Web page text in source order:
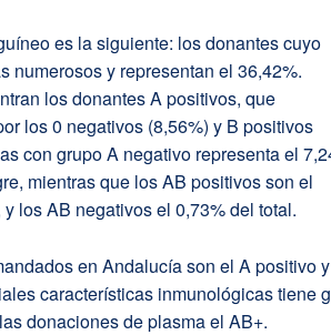
es la siguiente: los donantes cuyo
numerosos y representan el 36,42%.
los donantes A positivos, que
los 0 negativos (8,56%) y B positivos
con grupo A negativo representa el
mientras que los AB positivos son el
los AB negativos el 0,73% del total.
en Andalucía son el A positivo
características inmunológicas tiene
donaciones de plasma el AB+.